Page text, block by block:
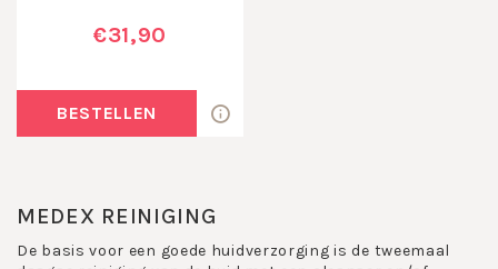
€31,90
BESTELLEN
MEDEX REINIGING
De basis voor een goede huidverzorging is de tweemaal